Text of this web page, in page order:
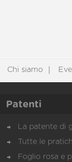
Chi siamo
Patenti
La patente di
Tutte le
Foglio rosa e